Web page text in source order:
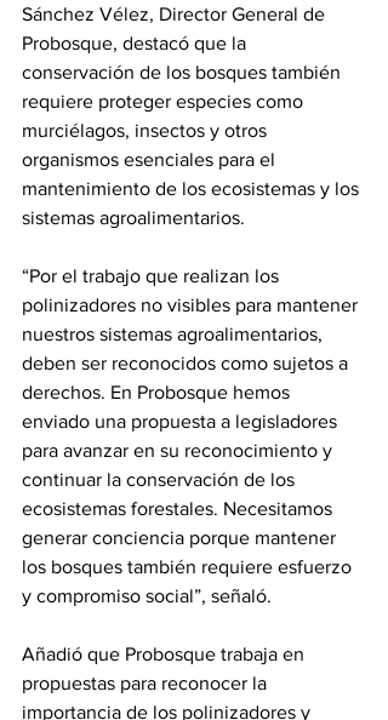
Sánchez Vélez, Director General de
Probosque, destacó que la
conservación de los bosques también
requiere proteger especies como
murciélagos, insectos y otros
organismos esenciales para el
mantenimiento de los ecosistemas y los
sistemas agroalimentarios.
“Por el trabajo que realizan los
polinizadores no visibles para mantener
nuestros sistemas agroalimentarios,
deben ser reconocidos como sujetos a
derechos. En Probosque hemos
enviado una propuesta a legisladores
para avanzar en su reconocimiento y
continuar la conservación de los
ecosistemas forestales. Necesitamos
generar conciencia porque mantener
los bosques también requiere esfuerzo
y compromiso social”, señaló.
Añadió que Probosque trabaja en
propuestas para reconocer la
importancia de los polinizadores y